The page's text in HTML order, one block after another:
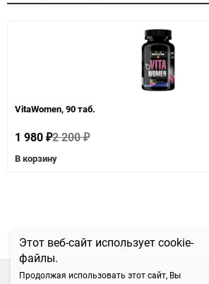
Этот веб-сайт использует cookie-
файлы.
Продолжая использовать этот сайт, Вы
VitaWomen, 90 таб.
1 980 ₽2 200₽
В корзину
наверх